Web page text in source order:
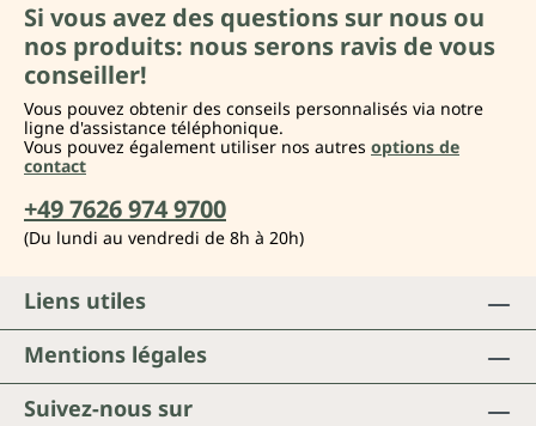
Si vous avez des questions sur nous ou
nos produits: nous serons ravis de vous
conseiller!
Vous pouvez obtenir des conseils personnalisés via notre
ligne d'assistance téléphonique.
Vous pouvez également utiliser nos autres options de
contact
+49 7626 974 9700
(Du lundi au vendredi de 8h à 20h)
Suivez-nous sur
Liens utiles
Mentions légales